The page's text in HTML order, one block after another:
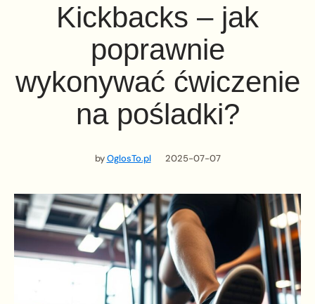
Kickbacks – jak
poprawnie
wykonywać ćwiczenie
na pośladki?
byOglosTo.pl 2025-07-07